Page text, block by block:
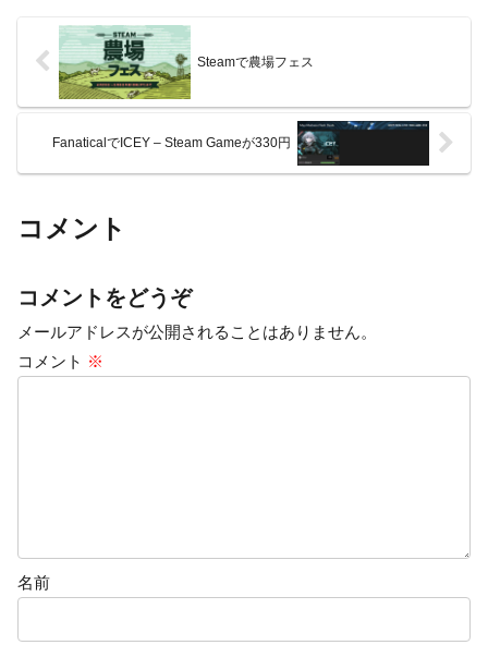
Steamで農場フェス
FanaticalでICEY – Steam Gameが330円
コメント
コメントをどうぞ
メールアドレスが公開されることはありません。
コメント ※
名前